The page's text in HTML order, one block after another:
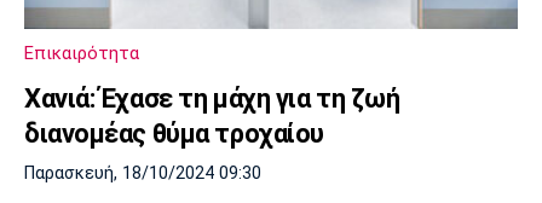
Επικαιρότητα
Χανιά: Έχασε τη μάχη για τη ζωή
διανομέας θύμα τροχαίου
Παρασκευή, 18/10/2024 09:30